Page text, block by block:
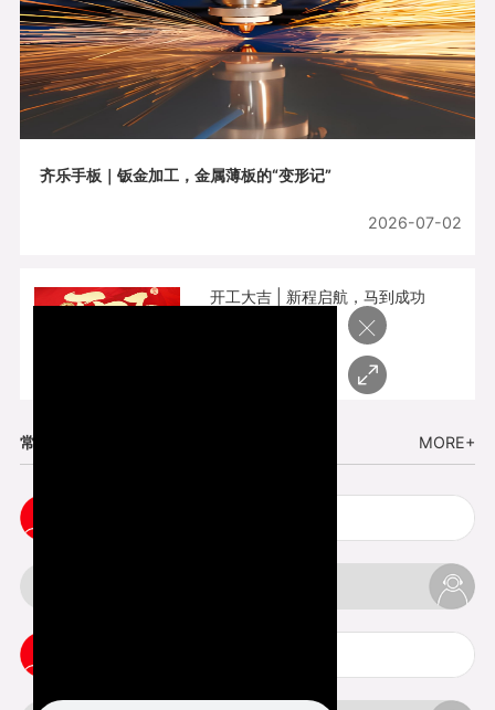
齐乐手板｜钣金加工，金属薄板的“变形记”
2026-07-02
开工大吉 | 新程启航，马到成功
常见问题 MORE+
×